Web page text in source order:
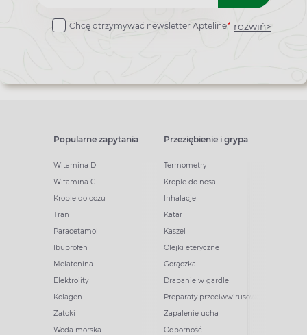
do
Chcę otrzymywać newsletter Apteline* rozwiń>
Popularne zapytania
Witamina D
Witamina C
Krople do oczu
Tran
Paracetamol
Ibuprofen
Melatonina
Elektrolity
Kolagen
Zatoki
Woda morska
Przeziębienie i grypa
Termometry
Krople do nosa
Inhalacje
Katar
Kaszel
Olejki eteryczne
Gorączka
Drapanie w gardle
Preparaty przeciwwirusowe
Zapalenie ucha
Odporność